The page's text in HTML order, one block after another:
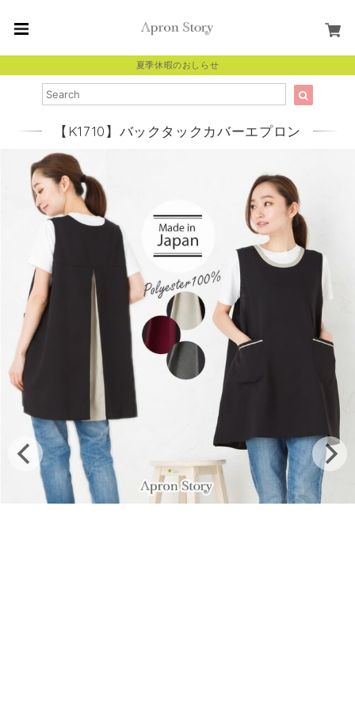
夏季休暇のおしらせ
【K1710】バックタックカバーエプロン